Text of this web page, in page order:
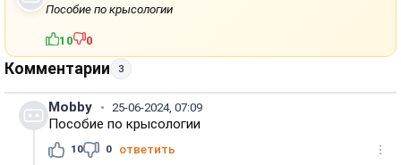
Пособие по крысологии
10 0
Комментарии 3
Mobby 25-06-2024, 07:09
Пособие по крысологии
10 0 ответить